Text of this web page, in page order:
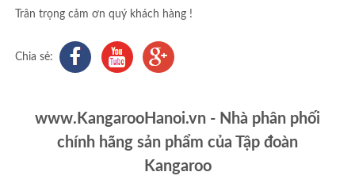
Trân trọng cảm ơn quý khách hàng !
Chia sẻ:
www.KangarooHanoi.vn - Nhà phân phối
chính hãng sản phẩm của Tập đoàn
Kangaroo